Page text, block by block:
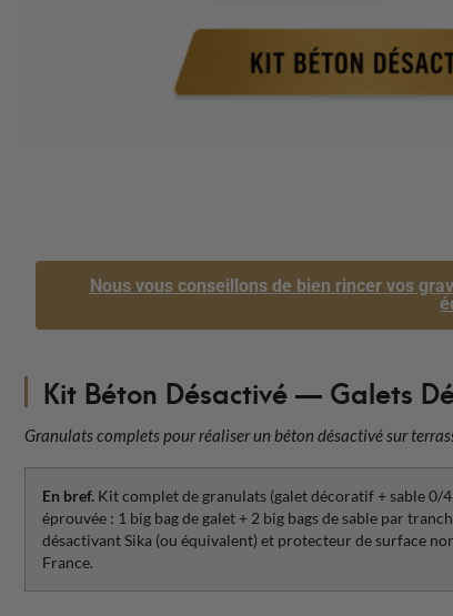
Nous vous conseillons de bien rincer vos
Kit Béton Désactivé — Galets
Granulats complets pour réaliser un béton désactivé sur
En bref. Kit complet de granulats (galet décoratif + sable
éprouvée : 1 big bag de galet + 2 big bags de sable par
désactivant Sika (ou équivalent) et protecteur de surface
France.